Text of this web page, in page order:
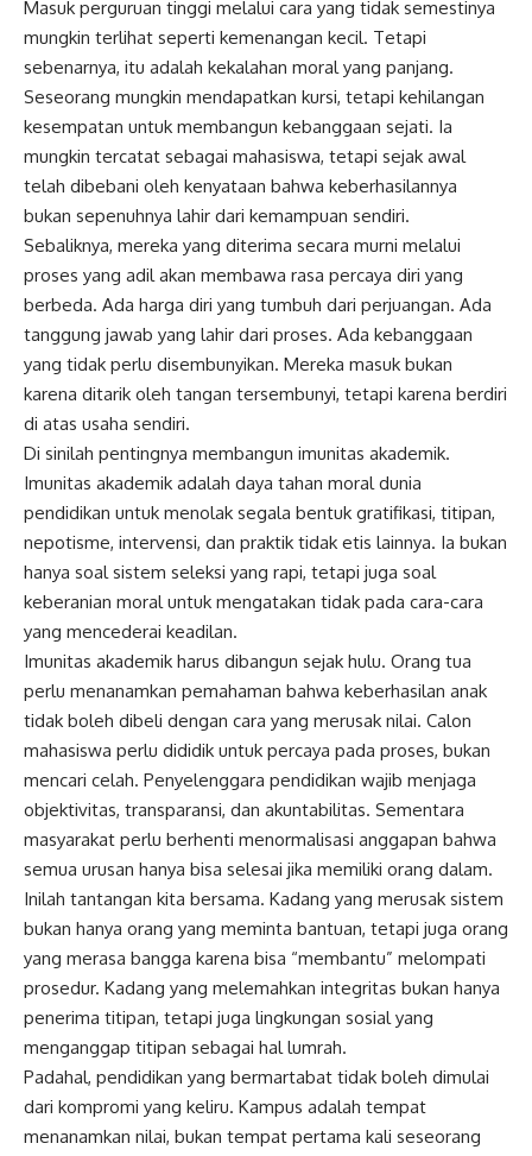
Masuk perguruan tinggi melalui cara yang tidak semestinya
mungkin terlihat seperti kemenangan kecil. Tetapi
sebenarnya, itu adalah kekalahan moral yang panjang.
Seseorang mungkin mendapatkan kursi, tetapi kehilangan
kesempatan untuk membangun kebanggaan sejati. Ia
mungkin tercatat sebagai mahasiswa, tetapi sejak awal
telah dibebani oleh kenyataan bahwa keberhasilannya
bukan sepenuhnya lahir dari kemampuan sendiri.
Sebaliknya, mereka yang diterima secara murni melalui
proses yang adil akan membawa rasa percaya diri yang
berbeda. Ada harga diri yang tumbuh dari perjuangan. Ada
tanggung jawab yang lahir dari proses. Ada kebanggaan
yang tidak perlu disembunyikan. Mereka masuk bukan
karena ditarik oleh tangan tersembunyi, tetapi karena berdiri
di atas usaha sendiri.
Di sinilah pentingnya membangun imunitas akademik.
Imunitas akademik adalah daya tahan moral dunia
pendidikan untuk menolak segala bentuk gratifikasi, titipan,
nepotisme, intervensi, dan praktik tidak etis lainnya. Ia bukan
hanya soal sistem seleksi yang rapi, tetapi juga soal
keberanian moral untuk mengatakan tidak pada cara-cara
yang mencederai keadilan.
Imunitas akademik harus dibangun sejak hulu. Orang tua
perlu menanamkan pemahaman bahwa keberhasilan anak
tidak boleh dibeli dengan cara yang merusak nilai. Calon
mahasiswa perlu dididik untuk percaya pada proses, bukan
mencari celah. Penyelenggara pendidikan wajib menjaga
objektivitas, transparansi, dan akuntabilitas. Sementara
masyarakat perlu berhenti menormalisasi anggapan bahwa
semua urusan hanya bisa selesai jika memiliki orang dalam.
Inilah tantangan kita bersama. Kadang yang merusak sistem
bukan hanya orang yang meminta bantuan, tetapi juga orang
yang merasa bangga karena bisa “membantu” melompati
prosedur. Kadang yang melemahkan integritas bukan hanya
penerima titipan, tetapi juga lingkungan sosial yang
menganggap titipan sebagai hal lumrah.
Padahal, pendidikan yang bermartabat tidak boleh dimulai
dari kompromi yang keliru. Kampus adalah tempat
menanamkan nilai, bukan tempat pertama kali seseorang